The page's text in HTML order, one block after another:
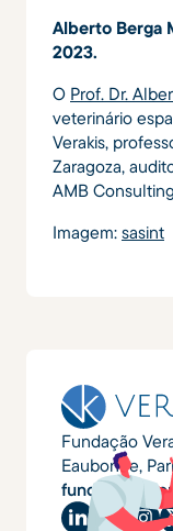
Alberto Berga
2023.
O Prof. Dr.
veterinário
Verakis,
Zaragoza,
AMB
Imagem: sasint
Fundação
Eaubonne,